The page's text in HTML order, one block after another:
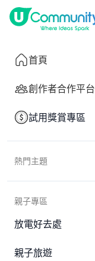
首頁
創作者合作平台
試用獎賞專區
熱門主題
親子專區
放電好去處
親子旅遊